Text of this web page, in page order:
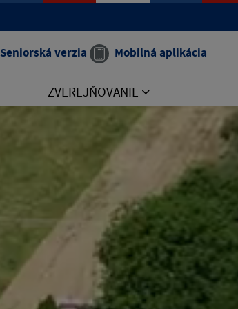
Seniorská verzia Mobilná aplikácia
ZVEREJŇOVANIE